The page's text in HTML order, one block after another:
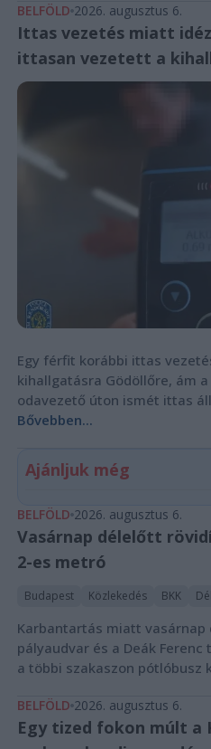
BELFÖLD 2026. augusztus 6.
Ittas vezetés miatt
ittasan vezetett a
Egy férfit korábbi ittas
kihallgatásra Gödöllőre, ám
odavezető úton ismét ittas
Bővebben...
Ajánljuk még
BELFÖLD 2026. augusztus 6.
Vasárnap délelőtt
2-es metró
Budapest Közlekedés BKK
Karbantartás miatt vasárnap
pályaudvar és a Deák
a többi szakaszon pótlóbusz
BELFÖLD 2026. augusztus 6.
Egy tized fokon múlt a